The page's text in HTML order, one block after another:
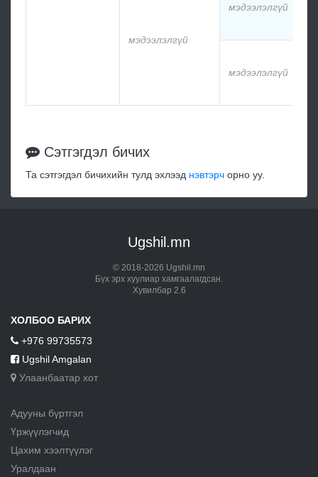
мэдээлэлгүй
мэдээлэлгүй
мэдээлэлгүй
Сэтгэгдэл бичих
Та сэтгэгдэл бичихийн тулд эхлээд нэвтэрч орно уу.
Ugshil.mn
© 2018-2026 Ugshil.mn
Бүх эрх хуулиар хамгаалагдсан.
Хувилбар 2.6
ХОЛБОО БАРИХ
+976 99735573
Ugshil Amgalan
Улаанбаатар хот
Адууны бүртгэл
Үржүүлэгчид
Цахим хээлтүүлэг
Уралдаан